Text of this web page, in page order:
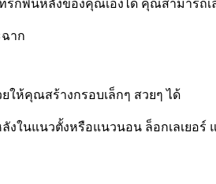
กพื้นหลังของคุณเองได้ คุณสามาร
าก
ให้คุณสร้างกรอบเล็กๆ สวยๆ ได้
นแนวตั้งหรือแนวนอน ล็อกเลเยอร์